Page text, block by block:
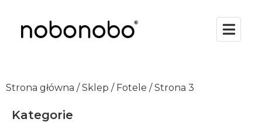
Strona główna /Sklep / Fotele / Strona 3
Kategorie